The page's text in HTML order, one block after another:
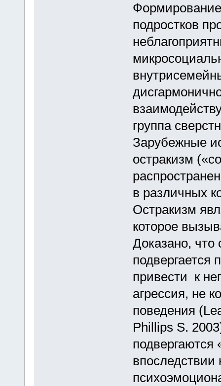
подростков
группа
Зарубежные
остракизм
в различных
Остракизм
которое
Доказано, что
подвергается
привести к
агрессия, не
поведения
Phillips S.
впоследствии